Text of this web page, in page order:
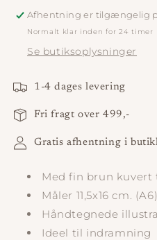
Afhentning er tilgængelig
Normalt klar inden for 24 timer
Se butiksoplysninger
1-4 dages levering
Fri fragt over 499,-
Gratis afhentning i
Med fin brun
Måler 11,5x16 cm. (A6)
Håndtegnede
Ideel til indramning